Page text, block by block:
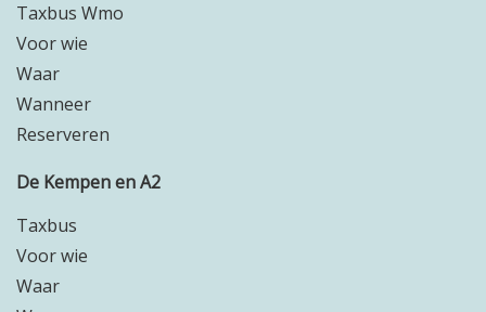
Taxbus Wmo
Voor wie
Waar
Wanneer
Reserveren
De Kempen en A2
Taxbus
Voor wie
Waar